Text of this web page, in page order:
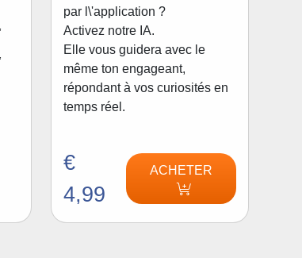
par l\'application ?
Activez notre IA.
Elle vous guidera avec le
même ton engageant,
répondant à vos curiosités en
temps réel.
€
4,99
ACHETER